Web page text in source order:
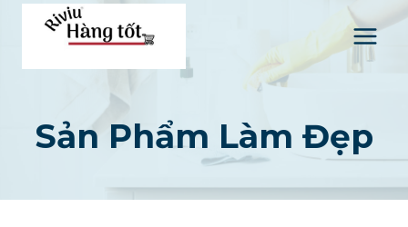
Sản Phẩm Làm Đẹp